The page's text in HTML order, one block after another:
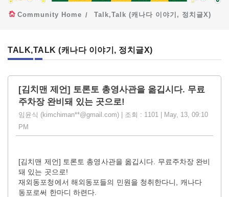
Community Home Talk,Talk (캐나다 이야기, 정치글X)
TALK,TALK (캐나다 이야기, 정치글X)
[김치맨 제언] 토론토 총영사관을 옮깁시다. 무료
주차장 완비돼 있는 곳으로! ​
임윤식 (kimchiman**@gmail.com) | 조회 : 1101 | May, 13, 09:10
PM
[김치맨 제언] 토론토 총영사관을 옮깁시다. 무료주차장 완비
돼 있는 곳으로! ​
재외동포청에서 해외동포들의 민원을 청취한다니, 캐나다
동포로써 한마디 하련다.